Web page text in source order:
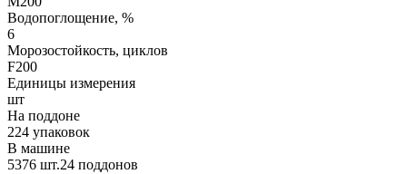
Водопоглощение, %
6
Морозостойкость, циклов
F200
Единицы измерения
шт
На поддоне
224 упаковок
В машине
5376 шт.24 поддонов